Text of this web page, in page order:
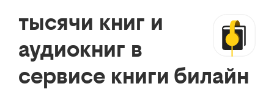
тысячи книг и
аудиокниг в
сервисе книги билайн